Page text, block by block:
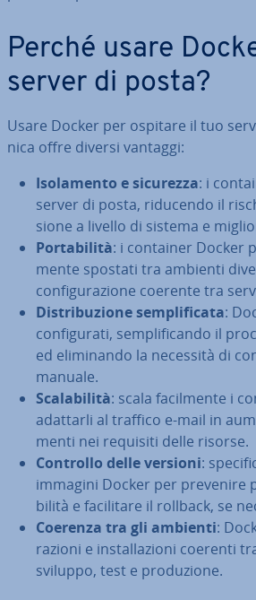
Perché usare
server di posta?
Usare Docker per ospitare il tuo
ni­ca offre diversi vantaggi:
Iso­la­men­to e sicurezza: i
server di posta, riducendo il
sio­ne a livello di sistema e
Por­ta­bi­li­tà: i container Docker
men­te spostati tra ambienti
con­fi­gu­ra­zio­ne coerente tra
Di­stri­bu­zio­ne sem­pli­fi­ca­ta:
con­fi­gu­ra­ti, sem­pli­fi­can­do il
ed eli­mi­nan­do la necessità di
manuale.
Sca­la­bi­li­tà: scala fa­cil­men­te i
adattarli al traffico e-mail in
men­ti nei requisiti delle risorse.
Controllo delle versioni:
immagini Docker per
bi­li­tà e fa­ci­li­ta­re il rollback, se
Coerenza tra gli ambienti:
ra­zio­ni e in­stal­la­zio­ni coerenti
sviluppo, test e pro­du­zio­ne.